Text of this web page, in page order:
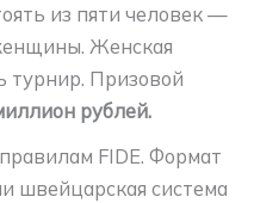
из пяти человек —
Женская
турнир. Призовой
рублей.
FIDE. Формат
швейцарская система